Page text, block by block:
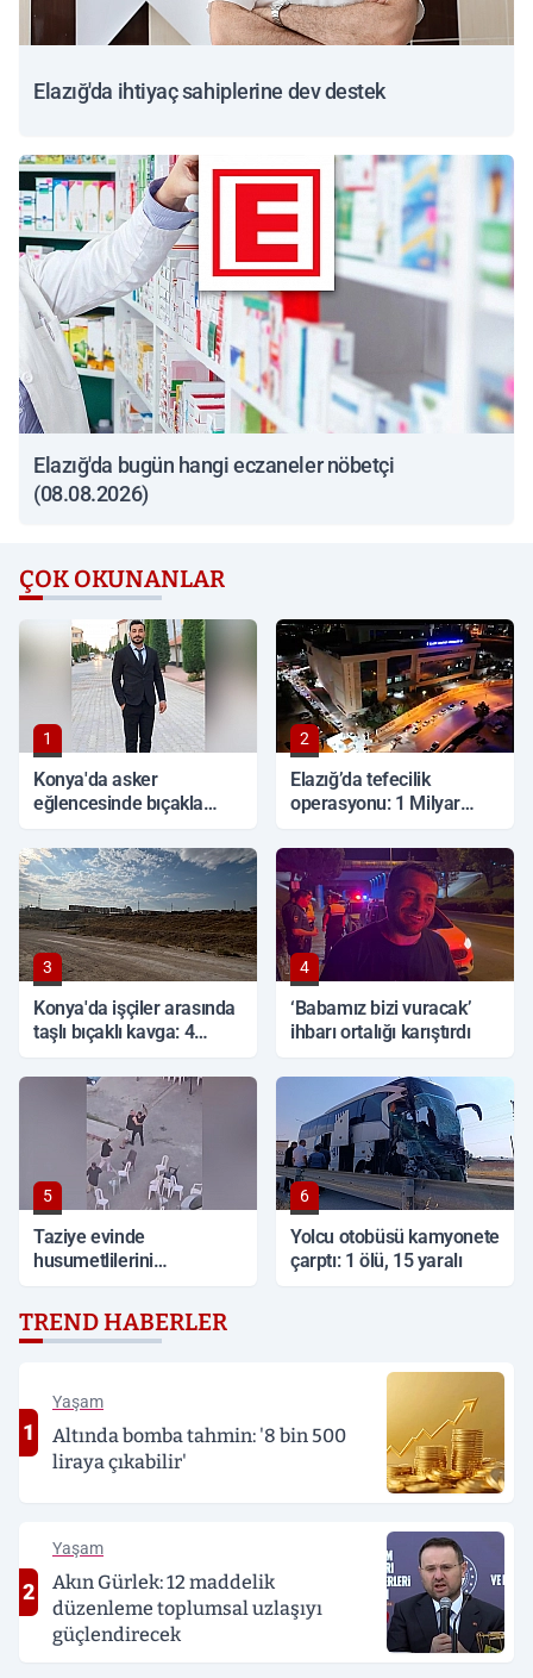
Elazığ'da ihtiyaç sahiplerine dev destek
Elazığ'da bugün hangi eczaneler nöbetçi
(08.08.2026)
ÇOK OKUNANLAR
1
Konya'da asker
eğlencesinde bıçakla
2
Elazığ’da tefecilik
operasyonu: 1 Milyar
3
Konya'da işçiler arasında
taşlı bıçaklı kavga: 4
4
‘Babamız bizi vuracak’
ihbarı ortalığı karıştırdı
5
Taziye evinde
husumetlilerini
6
Yolcu otobüsü kamyonete
çarptı: 1 ölü, 15 yaralı
TREND HABERLER
1
Yaşam
Altında bomba tahmin: '8 bin 500
liraya çıkabilir'
2
Yaşam
Akın Gürlek: 12 maddelik
düzenleme toplumsal uzlaşıyı
güçlendirecek